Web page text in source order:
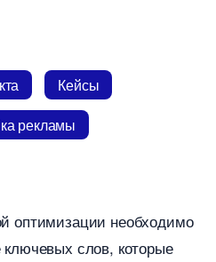
Кейсы
рекламы
оптимизации необходимо
слов, которые